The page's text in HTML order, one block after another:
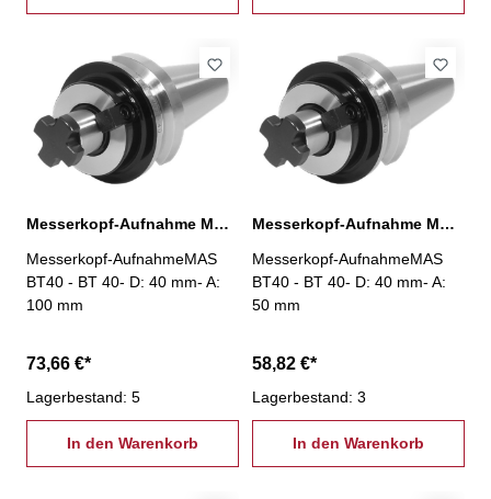
Messerkopf-Aufnahme MAS BT40, D:40 mm / A:100 mm
Messerkopf-AufnahmeMAS
BT40 - BT 40- D: 40 mm- A:
100 mm
73,66 €*
Lagerbestand: 5
In den Warenkorb
Messerkopf-Aufnahme MAS BT40, D:40 mm / A:50 mm
Messerkopf-AufnahmeMAS
BT40 - BT 40- D: 40 mm- A:
50 mm
58,82 €*
Lagerbestand: 3
In den Warenkorb